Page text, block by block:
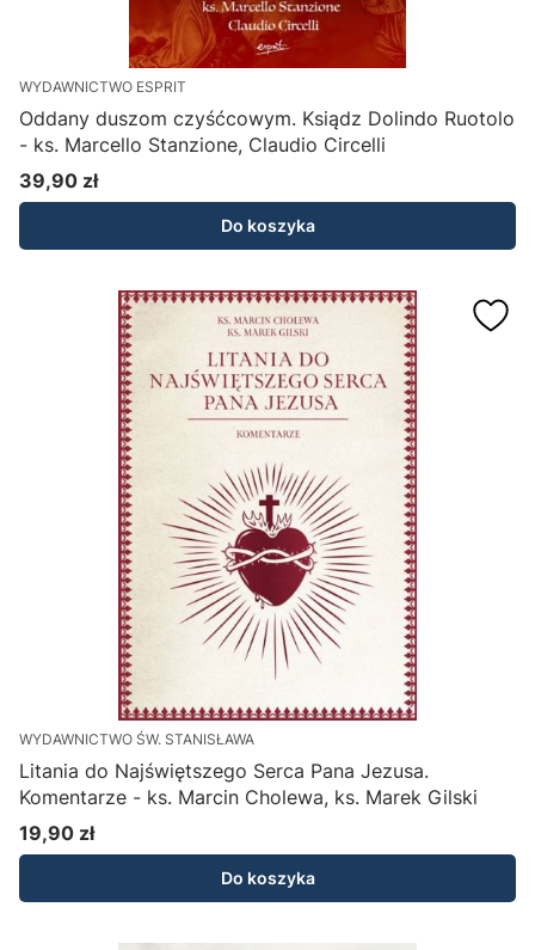
WYDAWNICTWO ESPRIT
Oddany duszom czyśćcowym. Ksiądz Dolindo Ruotolo
- ks. Marcello Stanzione, Claudio Circelli
Cena
39,90 zł
Do koszyka
WYDAWNICTWO ŚW. STANISŁAWA
Litania do Najświętszego Serca Pana Jezusa.
Komentarze - ks. Marcin Cholewa, ks. Marek Gilski
Cena
19,90 zł
Do koszyka